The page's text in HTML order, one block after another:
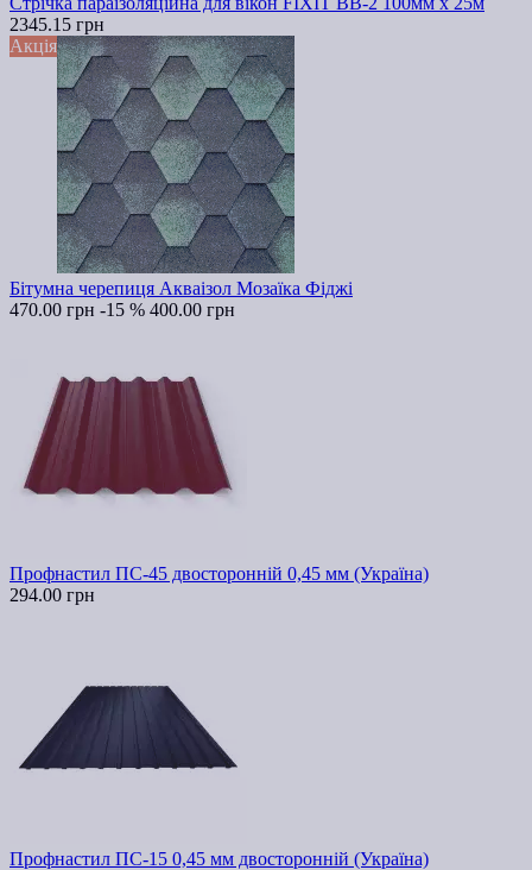
2345.15 грн
Акція
Бітумна черепиця Акваізол Мозаїка Фіджі
470.00 грн -15 % 400.00 грн
Профнастил ПС-45 двосторонній 0,45 мм (Україна)
294.00 грн
Профнастил ПС-15 0,45 мм двосторонній (Україна)